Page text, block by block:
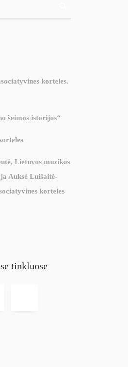
korteles.
šeimos istorijos“
Lietuvos muzikos
Auksė Luišaitė-
korteles
tinkluose